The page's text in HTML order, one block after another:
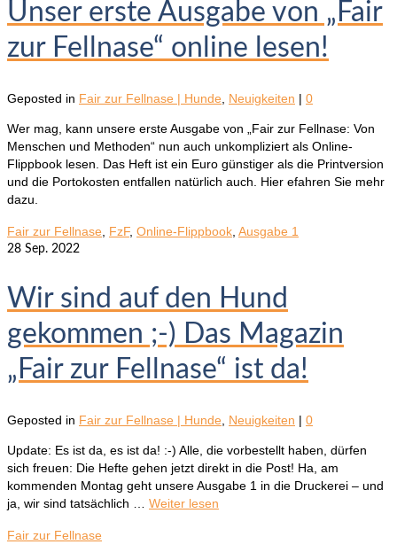
Unser erste Ausgabe von „Fair
zur Fellnase“ online lesen!
Geposted in Fair zur Fellnase | Hunde Neuigkeiten | 0
Wer mag, kann unsere erste Ausgabe von „Fair zur Fellnase: Von
Menschen und Methoden“ nun auch unkompliziert als Online-
Flippbook lesen. Das Heft ist ein Euro günstiger als die Printversion
und die Portokosten entfallen natürlich auch. Hier efahren Sie mehr
dazu.
Fair zur Fellnase FzF, Online-Flippbook Ausgabe 1
28 Sep. 2022
Wir sind auf den Hund
gekommen ;-) Das Magazin
„Fair zur Fellnase“ ist da!
Geposted in Fair zur Fellnase | Hunde Neuigkeiten | 0
Update: Es ist da, es ist da! :-) Alle, die vorbestellt haben, dürfen
sich freuen: Die Hefte gehen jetzt direkt in die Post! Ha, am
kommenden Montag geht unsere Ausgabe 1 in die Druckerei – und
ja, wir sind tatsächlich … Weiter lesen
Fair zur Fellnase